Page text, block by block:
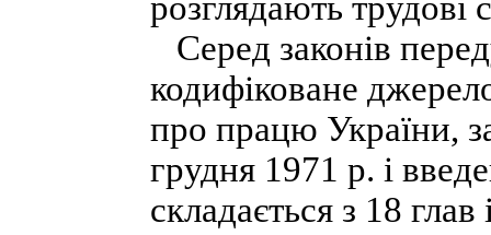
Серед законів
кодифіковане
про працю України,
грудня 1971 р. і
складається з 18